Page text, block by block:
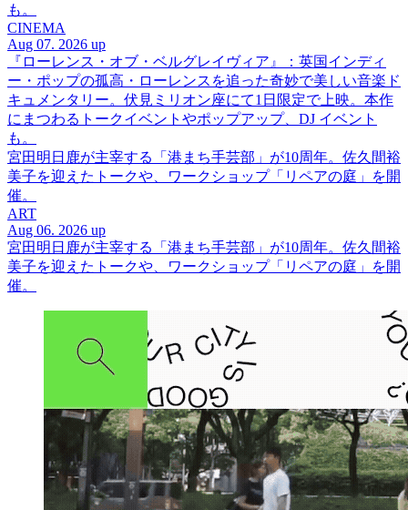
も。
CINEMA
Aug 07. 2026 up
『ローレンス・オブ・ベルグレイヴィア』：英国インディ
ー・ポップの孤高・ローレンスを追った奇妙で美しい音楽ド
キュメンタリー。伏見ミリオン座にて1日限定で上映。本作
にまつわるトークイベントやポップアップ、DJ イベント
も。
宮田明日鹿が主宰する「港まち手芸部」が10周年。佐久間裕
美子を迎えたトークや、ワークショップ「リペアの庭」を開
催。
ART
Aug 06. 2026 up
宮田明日鹿が主宰する「港まち手芸部」が10周年。佐久間裕
美子を迎えたトークや、ワークショップ「リペアの庭」を開
催。